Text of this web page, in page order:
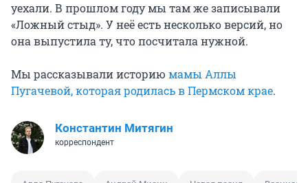
уехали. В прошлом году мы там же записывали
«Ложный стыд». У неё есть несколько версий, но
она выпустила ту, что посчитала нужной.
Мы рассказывали историю мамы Аллы
Пугачевой, которая родилась в Пермском крае.
Константин Митягин
корреспондент